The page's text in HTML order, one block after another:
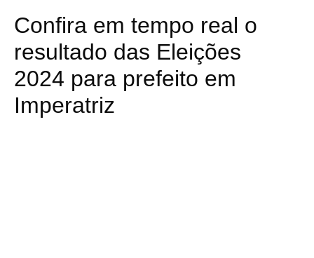
Confira em tempo real o
resultado das Eleições
2024 para prefeito em
Imperatriz